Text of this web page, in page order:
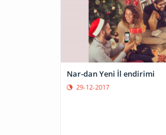
Nar-dan Yeni İl endirimi
29-12-2017